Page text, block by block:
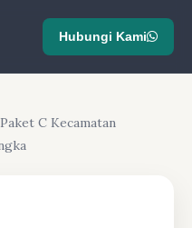
Hubungi Kami
C Kecamatan